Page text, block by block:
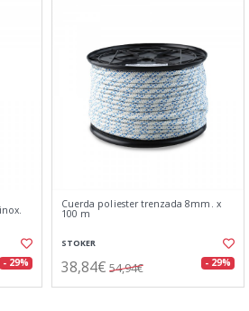
- 29%
Cuerda poliester trenzada 8mm. x
100 m
STOKER
38,84€ 54,94€ - 29%